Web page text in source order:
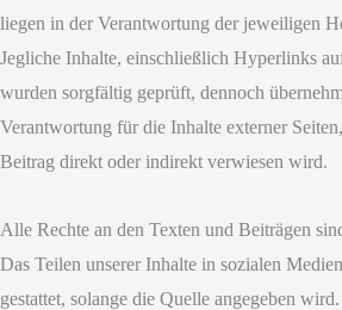
liegen in der Verantwortung der jeweiligen
Jegliche Inhalte, einschließlich Hyperlinks
wurden sorgfältig geprüft, dennoch
Verantwortung für die Inhalte externer
Beitrag direkt oder indirekt verwiesen wird.
Alle Rechte an den Texten und Beiträgen
Das Teilen unserer Inhalte in sozialen
gestattet, solange die Quelle angegeben